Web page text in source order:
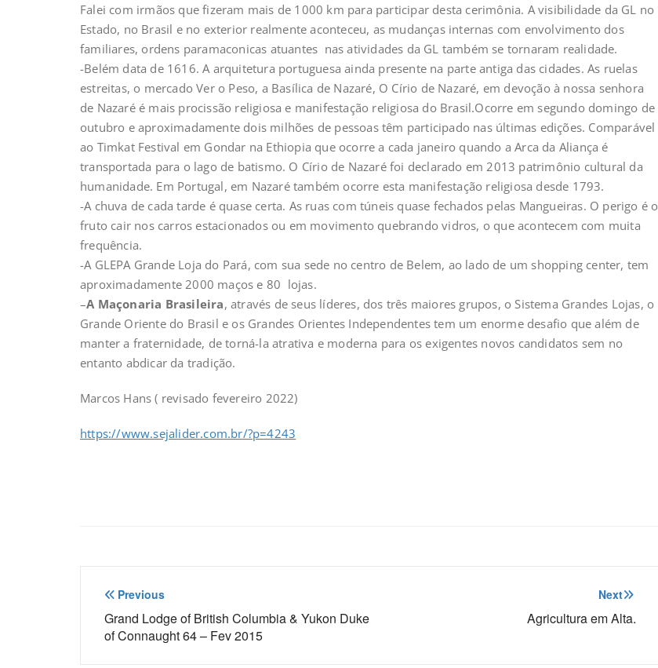
Falei com irmãos que fizeram mais de 1000 km para participar desta cerimônia. A visibilidade da GL no
Estado, no Brasil e no exterior realmente aconteceu, as mudanças internas com envolvimento dos
familiares, ordens paramaconicas atuantes nas atividades da GL também se tornaram realidade.
-Belém data de 1616. A arquitetura portuguesa ainda presente na parte antiga das cidades. As ruelas
estreitas, o mercado Ver o Peso, a Basílica de Nazaré, O Círio de Nazaré, em devoção à nossa senhora
de Nazaré é mais procissão religiosa e manifestação religiosa do Brasil.Ocorre em segundo domingo de
outubro e aproximadamente dois milhões de pessoas têm participado nas últimas edições. Comparável
ao Timkat Festival em Gondar na Ethiopia que ocorre a cada janeiro quando a Arca da Aliança é
transportada para o lago de batismo. O Círio de Nazaré foi declarado em 2013 patrimônio cultural da
humanidade. Em Portugal, em Nazaré também ocorre esta manifestação religiosa desde 1793.
-A chuva de cada tarde é quase certa. As ruas com túneis quase fechados pelas Mangueiras. O perigo é o
fruto cair nos carros estacionados ou em movimento quebrando vidros, o que acontecem com muita
frequência.
-A GLEPA Grande Loja do Pará, com sua sede no centro de Belem, ao lado de um shopping center, tem
aproximadamente 2000 maços e 80 lojas.
–A Maçonaria Brasileira, através de seus líderes, dos três maiores grupos, o Sistema Grandes Lojas, o
Grande Oriente do Brasil e os Grandes Orientes Independentes tem um enorme desafio que além de
manter a fraternidade, de torná-la atrativa e moderna para os exigentes novos candidatos sem no
entanto abdicar da tradição.
Marcos Hans ( revisado fevereiro 2022)
https://www.sejalider.com.br/?p=4243
Navegação
de
Post
Previous
Grand Lodge of British Columbia & Yukon Duke
of Connaught 64 – Fev 2015
Next
Agricultura em Alta.